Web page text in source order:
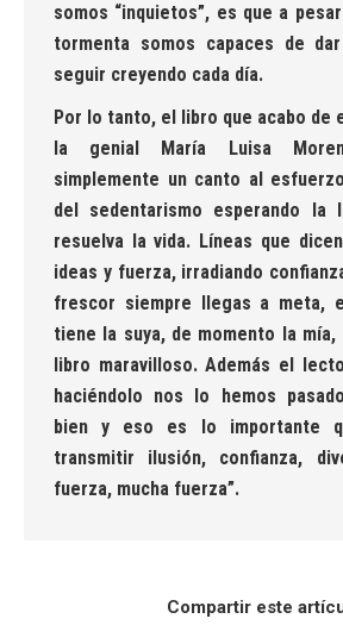
somos “inquietos”, es que a
tormenta somos capaces de
seguir creyendo cada día.
Por lo tanto, el libro que acabo de
la genial María Luisa
simplemente un canto al
del sedentarismo esperando la
resuelva la vida. Líneas que
ideas y fuerza, irradiando
frescor siempre llegas a meta,
tiene la suya, de momento la
libro maravilloso. Además el
haciéndolo nos lo hemos
bien y eso es lo importante
transmitir ilusión, confianza,
fuerza, mucha fuerza”.
Compartir este